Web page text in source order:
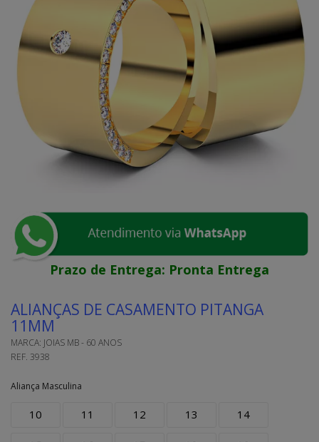
Prazo de Entrega: Pronta Entrega
ALIANÇAS DE CASAMENTO PITANGA
11MM
MARCA: JOIAS MB - 60 ANOS
REF. 3938
Aliança Masculina
10 11 12 13 14